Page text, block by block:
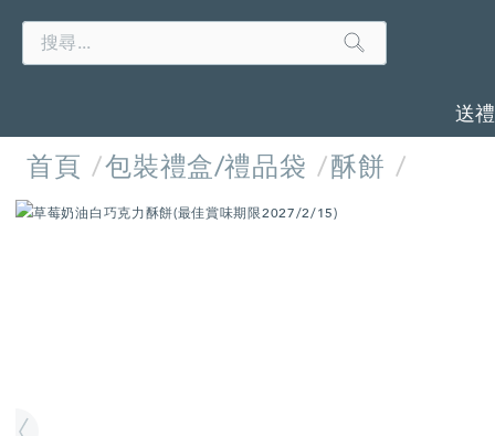
Search
Catalog
Search
送
首頁 包裝禮盒/禮品袋 酥餅
IMAGES